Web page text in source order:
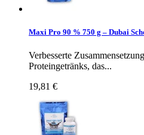
Maxi Pro 90 % 750 g – Dubai
Verbesserte
Proteingetränks, das...
19,81 €